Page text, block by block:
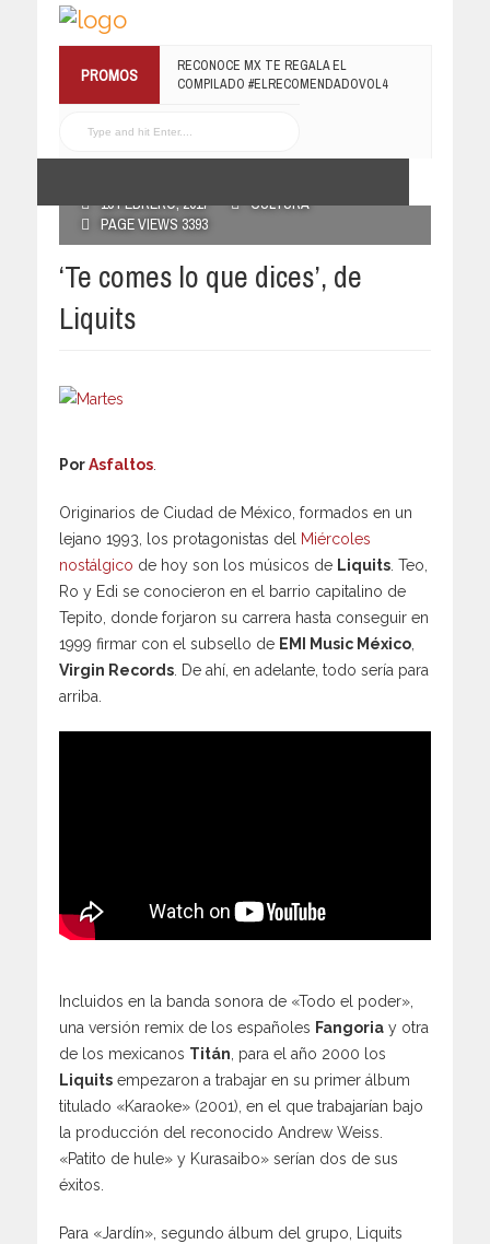
PROMOS
RECONOCE MX TE REGALA EL
COMPILADO #ELRECOMENDADOVOL4
15 FEBRERO, 2017
CULTURA
PAGE VIEWS 3393
‘Te comes lo que dices’, de
Liquits
PorAsfaltos
Originarios de Ciudad de México, formados en un
lejano 1993, los protagonistas del
Miércoles
nostálgico de hoy son los músicos de Liquits . Teo,
Ro y Edi se conocieron en el barrio capitalino de
Tepito, donde forjaron su carrera hasta conseguir en
1999 firmar con el subsello de EMI Music México
Virgin Records . De ahí, en adelante, todo sería para
arriba.
Incluidos en la banda sonora de «Todo el poder»,
una versión remix de los españoles Fangoria y otra
de los mexicanos Titán, para el año 2000 los
Liquits empezaron a trabajar en su primer álbum
titulado «Karaoke» (2001), en el que trabajarían bajo
la producción del reconocido Andrew Weiss.
«Patito de hule» y Kurasaibo» serían dos de sus
éxitos.
Para «Jardín», segundo álbum del grupo, Liquits